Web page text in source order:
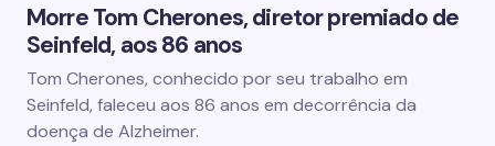
Morre Tom Cherones, diretor premiado de
Seinfeld, aos 86 anos
Tom Cherones, conhecido por seu trabalho em
Seinfeld, faleceu aos 86 anos em decorrência da
doença de Alzheimer.